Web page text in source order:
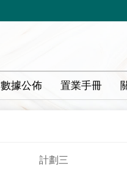
數據公佈 置業手冊
計劃三